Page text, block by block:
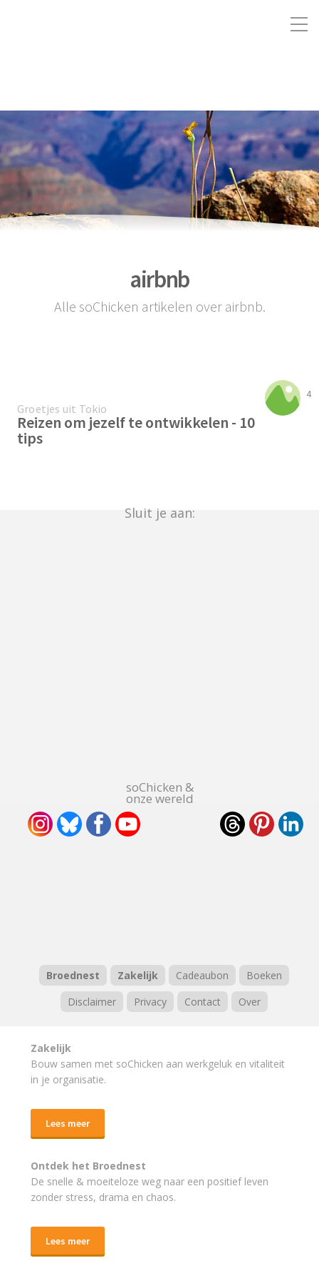
airbnb
Alle soChicken artikelen over airbnb.
4
Groetjes uit Tokio
Reizen om jezelf te ontwikkelen - 10
tips
Sluit je aan:
soChicken &
onze wereld
Broednest Zakelijk Cadeaubon
Boeken
Disclaimer
Privacy Contact Over
Zakelijk
Bouw samen met soChicken aan werkgeluk en vitaliteit
in je organisatie.
Lees meer
Ontdek het Broednest
De snelle & moeiteloze weg naar een positief leven
zonder stress, drama en chaos.
Lees meer